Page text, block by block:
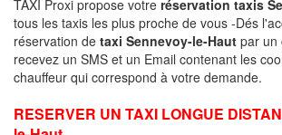
TAXI Proxi propose votre réservation taxis
tous les taxis les plus proche de vous -Dés
réservation de taxi Sennevoy-le-Haut par un
recevez un SMS et un Email contenant les
chauffeur qui correspond à votre demande.
RESERVER UN TAXI LONGUE